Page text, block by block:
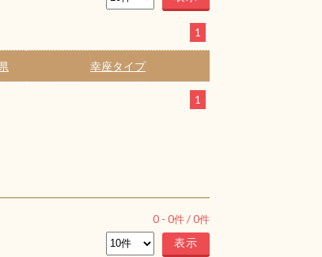
1
幸座タイプ
1
0 - 0件 /0件